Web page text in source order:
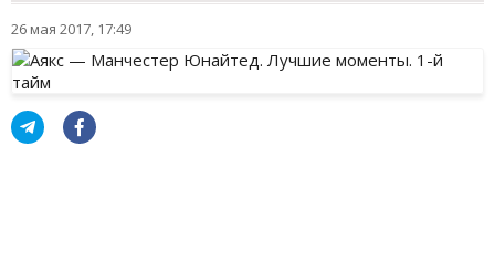
26 мая 2017, 17:49